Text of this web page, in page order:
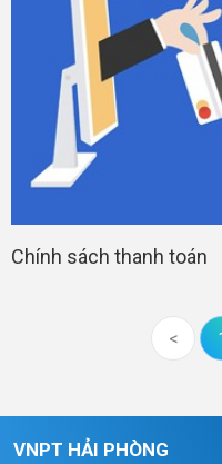
Chính sách thanh toán
<
VNPT HẢI PHÒNG